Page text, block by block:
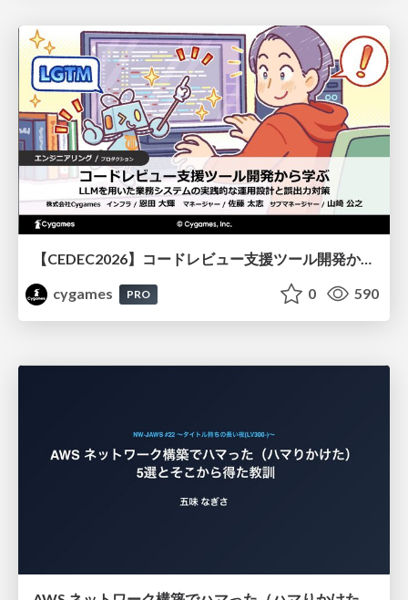
【CEDEC2026】コードレビュー支援ツール開発から学ぶ：LLMを用いた業務システムの実践的な運用設計と誤出力対策
cygames
PRO 0 590